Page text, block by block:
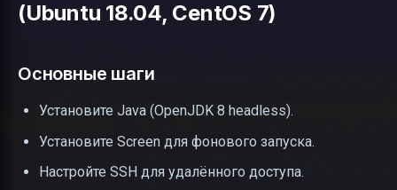
(Ubuntu 18.04, CentOS 7)
Основные шаги
Установите Java (OpenJDK 8 headless).
Установите Screen для фонового запуска.
Настройте SSH для удалённого доступа.